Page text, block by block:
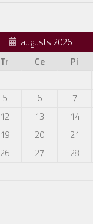
augusts 2026
Tr Ce Pi
5 6 7
12 13 14
19 20 21
26 27 28